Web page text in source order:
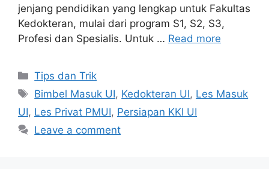
jenjang pendidikan yang lengkap untuk Fakultas
Kedokteran, mulai dari program S1, S2, S3,
Profesi dan Spesialis. Untuk … Read more
Tips dan Trik
Bimbel Masuk UI, Kedokteran UI, Les Masuk
UI, Les Privat PMUI, Persiapan KKI UI
Leave a comment